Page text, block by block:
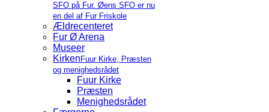
SFO på Fur. Øens SFO er nu
en del af Fur Friskole
Ældrecenteret
Fur Ø Arena
Museer
Kirken Fuur Kirke, Præsten
og menighedsrådet
Fuur Kirke
Præsten
Menighedsrådet